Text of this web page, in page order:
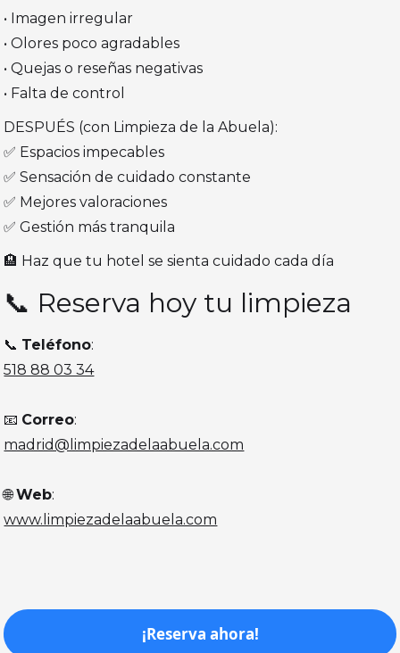
• Imagen irregular
• Olores poco agradables
• Quejas o reseñas negativas
• Falta de control
DESPUÉS (con Limpieza de la Abuela):
✅ Espacios impecables
✅ Sensación de cuidado constante
✅ Mejores valoraciones
✅ Gestión más tranquila
🏨 Haz que tu hotel se sienta cuidado cada día
📞 Reserva hoy tu limpieza
📞 Teléfono:
518 88 03 34
📧 Correo:
madrid@limpiezadelaabuela.com
🌐Web:
www.limpiezadelaabuela.com
¡Reserva ahora!